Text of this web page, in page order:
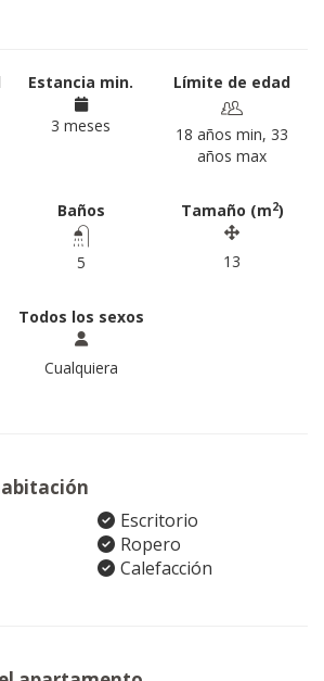
Estancia min.
3 meses
Límite de edad
18 años min, 33
años max
Baños
5
Tamaño (m2)
13
Todos los sexos
Cualquiera
Escritorio
Ropero
Calefacción